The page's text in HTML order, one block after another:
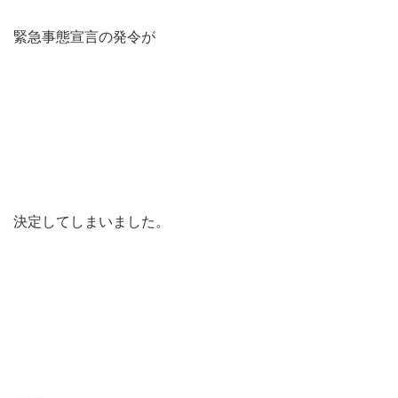
緊急事態宣言の発令が
決定してしまいました。